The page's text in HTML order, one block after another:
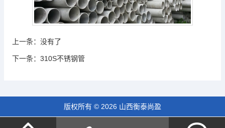
上一条： 没有了
下一条： 310S不锈钢管
版权所有 © 2026 山西衡泰尚盈